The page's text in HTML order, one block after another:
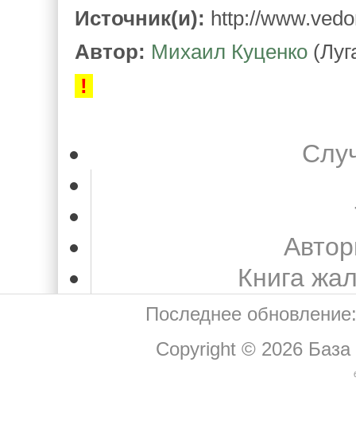
Источник(и): http://
Автор: Михаил Куценко
!
Книга
Последнее
Copyright © 2026 База